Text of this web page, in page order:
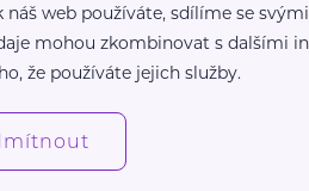
web používáte, sdílíme se
mohou zkombinovat s dalšími
že používáte jejich služby.